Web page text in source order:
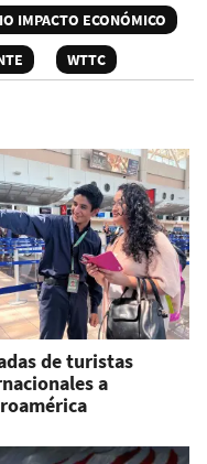
IMPACTO ECONÓMICO
WTTC
de turistas
a